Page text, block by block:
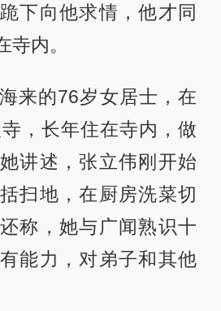
下向他求情，他才同
内。
来的76岁女居士，在
，长年住在寺内，做
讲述，张立伟刚开始
扫地，在厨房洗菜切
称，她与广闻熟识十
能力，对弟子和其他